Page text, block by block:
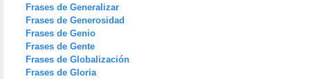
Frases de Generalizar
Frases de Generosidad
Frases de Genio
Frases de Gente
Frases de Globalización
Frases de Gloria